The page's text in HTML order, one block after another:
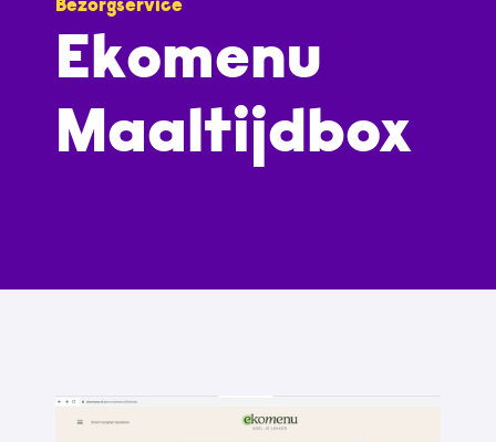
Bezorgservice
Ekomenu
Maaltijdbox